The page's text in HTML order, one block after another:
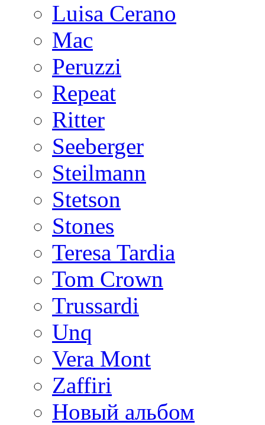
Luisa Cerano
Mac
Peruzzi
Repeat
Ritter
Seeberger
Steilmann
Stetson
Stones
Teresa Tardia
Tom Crown
Trussardi
Unq
Vera Mont
Zaffiri
Новый альбом